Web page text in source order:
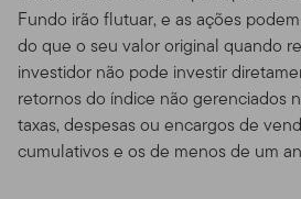
Fundo irão flutuar, e as ações
do que o seu valor original quando
investidor não pode investir
retornos do índice não gerenciados
taxas, despesas ou encargos de
cumulativos e os de menos de um
tentando acessar, ou mesmo
podem estar sujeitos a processos
Prospectos dos
Performance, e